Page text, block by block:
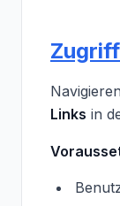
Links in